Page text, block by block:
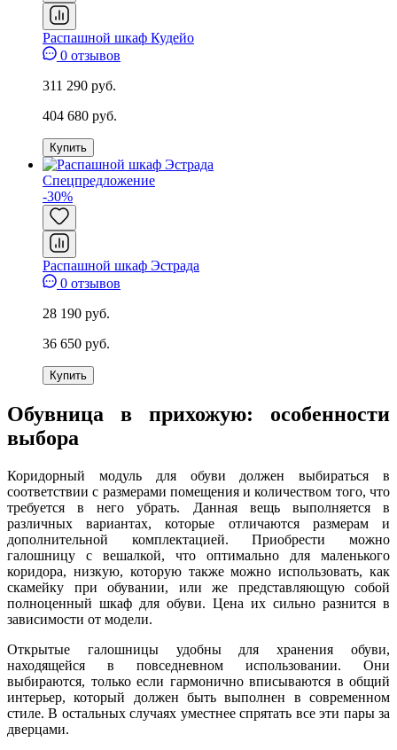
Распашной шкаф Кудейо
0 отзывов
311 290 руб.
404 680 руб.
Купить
Спецпредложение
-30%
Распашной шкаф Эстрада
0 отзывов
28 190 руб.
36 650 руб.
Купить
Обувница в прихожую: особенности
выбора
Коридорный модуль для обуви должен выбираться в
соответствии с размерами помещения и количеством того, что
требуется в него убрать. Данная вещь выполняется в
различных вариантах, которые отличаются размерам и
дополнительной комплектацией. Приобрести можно
галошницу с вешалкой, что оптимально для маленького
коридора, низкую, которую также можно использовать, как
скамейку при обувании, или же представляющую собой
полноценный шкаф для обуви. Цена их сильно разнится в
зависимости от модели.
Открытые галошницы удобны для хранения обуви,
находящейся в повседневном использовании. Они
выбираются, только если гармонично вписываются в общий
интерьер, который должен быть выполнен в современном
стиле. В остальных случаях уместнее спрятать все эти пары за
дверцами.